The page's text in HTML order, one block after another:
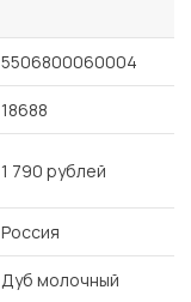
5506800060004
18688
1 790 рублей
Россия
Дуб молочный